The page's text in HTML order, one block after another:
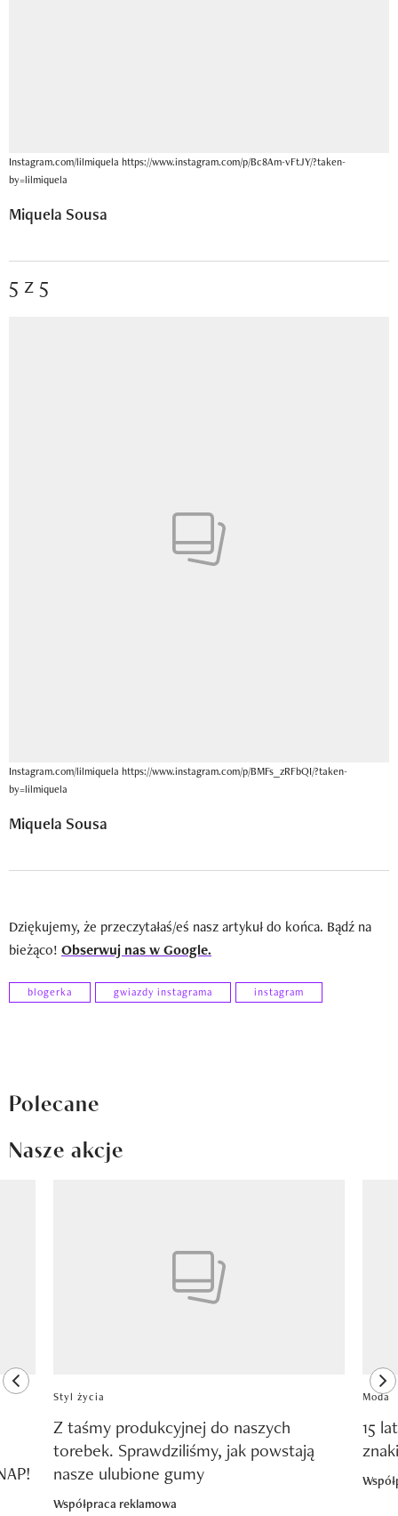
Instagram.com/lilmiquela https://www.instagram.com/p/Bc8Am-vFtJY/?taken-
by=lilmiquela
Miquela Sousa
5 z 5
Instagram.com/lilmiquela https://www.instagram.com/p/BMFs_zRFbQI/?taken-
by=lilmiquela
Miquela Sousa
Dziękujemy, że przeczytałaś/eś nasz artykuł do końca. Bądź na
bieżąco! Obserwuj nas w Google.
blogerka gwiazdy instagrama instagram
Polecane
Nasze akcje
previous element
Styl życia
Z taśmy produkcyjnej do naszych
torebek. Sprawdziliśmy, jak powstają
nasze ulubione gumy
Współpraca reklamowa
Moda
15